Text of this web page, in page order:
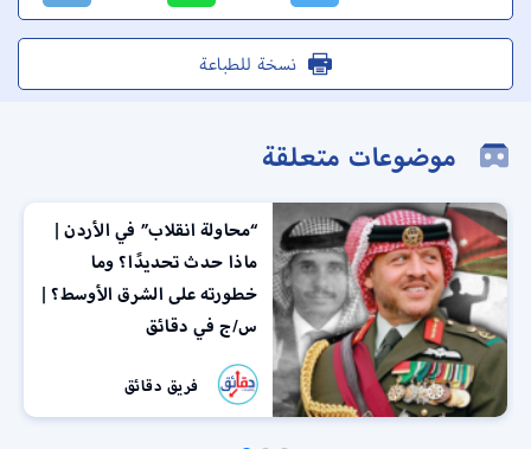
نسخة للطباعة
موضوعات متعلقة
“محاولة انقلاب” في الأردن |
ماذا حدث تحديدًا؟ وما
خطورته على الشرق الأوسط؟ |
س/ج في دقائق
فريق دقائق